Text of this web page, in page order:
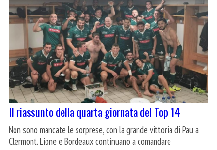
Il riassunto della quarta giornata del Top 14
Non sono mancate le sorprese, con la grande vittoria di Pau a
Clermont. Lione e Bordeaux continuano a comandare